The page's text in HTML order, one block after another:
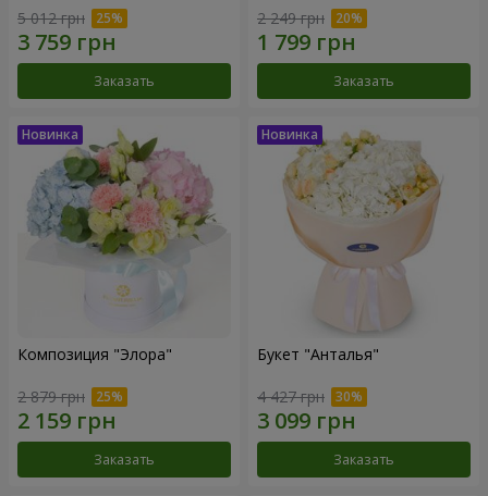
5 012 грн
Заказать
2 249 грн
Заказать
Композиция "Элора"
2 879 грн
Заказать
Букет "Анталья"
4 427 грн
Заказать